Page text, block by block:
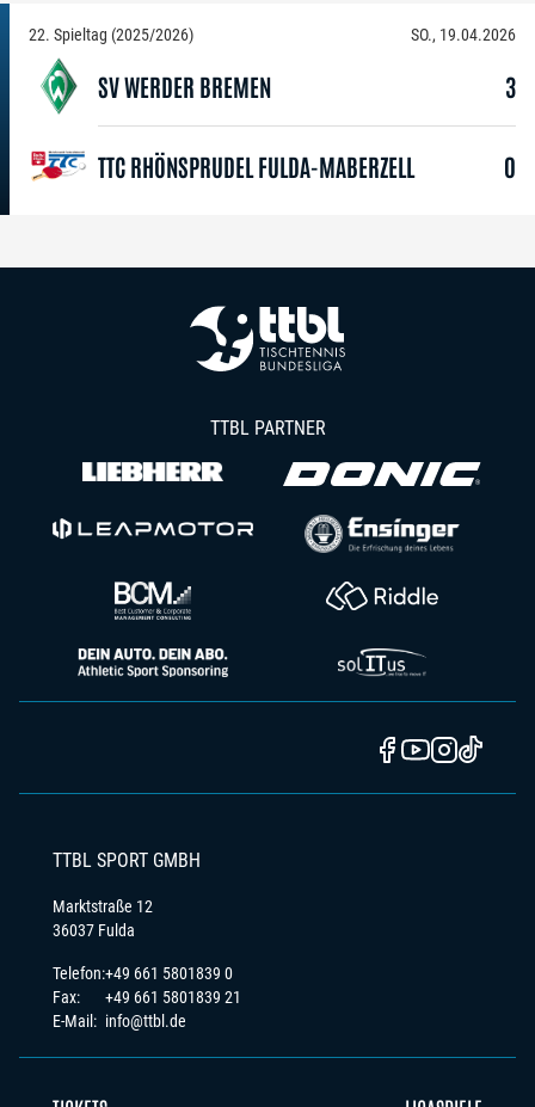
22. Spieltag (2025/2026) SO., 19.04.2026
SV WERDER BREMEN 3
TTC RHÖNSPRUDEL FULDA-MABERZELL 0
TTBL PARTNER
TTBL SPORT GMBH
Marktstraße 12
36037 Fulda
Telefon:
Fax:
E-Mail:
+49 661 5801839 0
+49 661 5801839 21
info@ttbl.de